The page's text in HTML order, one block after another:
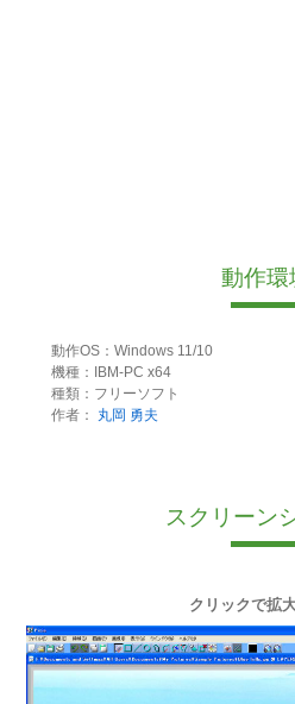
動作環
動作OS：Windows 11/10
機種：IBM-PC x64
種類：フリーソフト
作者：
丸岡 勇夫
スクリーン
クリックで拡